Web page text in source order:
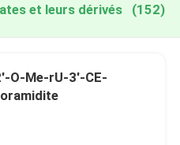
et leurs dérivés (152)
O-Me-rU-3'-CE-